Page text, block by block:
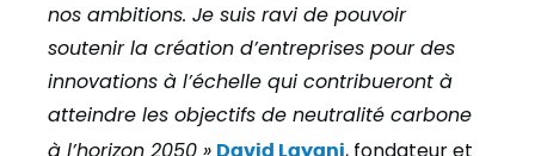
nos ambitions. Je suis ravi de pouvoir
soutenir la création d’entreprises pour des
innovations à l’échelle qui contribueront à
atteindre les objectifs de neutralité carbone
David Layani